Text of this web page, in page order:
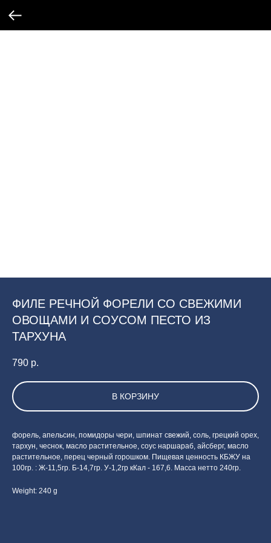
ФИЛЕ РЕЧНОЙ ФОРЕЛИ СО СВЕЖИМИ
ОВОЩАМИ И СОУСОМ ПЕСТО ИЗ
ТАРХУНА
790 р.
В КОРЗИНУ
форель, апельсин, помидоры чери, шпинат свежий, соль, грецкий орех,
тархун, чеснок, масло растительное, соус наршараб, айсберг, масло
растительное, перец черный горошком. Пищевая ценность КБЖУ на
100гр. : Ж-11,5гр. Б-14,7гр. У-1,2гр кКал - 167,6. Масса нетто 240гр.
Weight: 240 g